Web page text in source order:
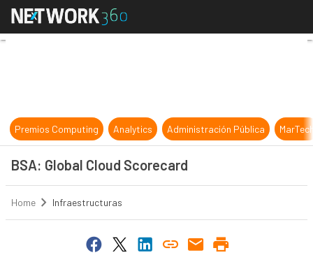
BSA: Global Cloud Scorecard
Premios Computing Analytics Administración Pública
BSA: Global Cloud Scorecard
Home Infraestructuras